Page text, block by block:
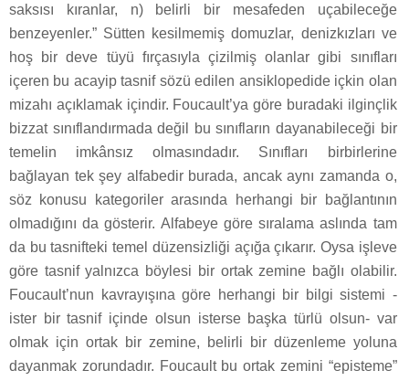
saksısı kıranlar, n) belirli bir mesafeden uçabileceğe
benzeyenler.” Sütten kesilmemiş domuzlar, denizkızları ve
hoş bir deve tüyü fırçasıyla çizilmiş olanlar gibi sınıfları
içeren bu acayip tasnif sözü edilen ansiklopedide içkin olan
mizahı açıklamak içindir. Foucault’ya göre buradaki ilginçlik
bizzat sınıflandırmada değil bu sınıfların dayanabileceği bir
temelin imkânsız olmasındadır. Sınıfları birbirlerine
bağlayan tek şey alfabedir burada, ancak aynı zamanda o,
söz konusu kategoriler arasında herhangi bir bağlantının
olmadığını da gösterir. Alfabeye göre sıralama aslında tam
da bu tasnifteki temel düzensizliği açığa çıkarır. Oysa işleve
göre tasnif yalnızca böylesi bir ortak zemine bağlı olabilir.
Foucault’nun kavrayışına göre herhangi bir bilgi sistemi -
ister bir tasnif içinde olsun isterse başka türlü olsun- var
olmak için ortak bir zemine, belirli bir düzenleme yoluna
dayanmak zorundadır. Foucault bu ortak zemini “episteme”